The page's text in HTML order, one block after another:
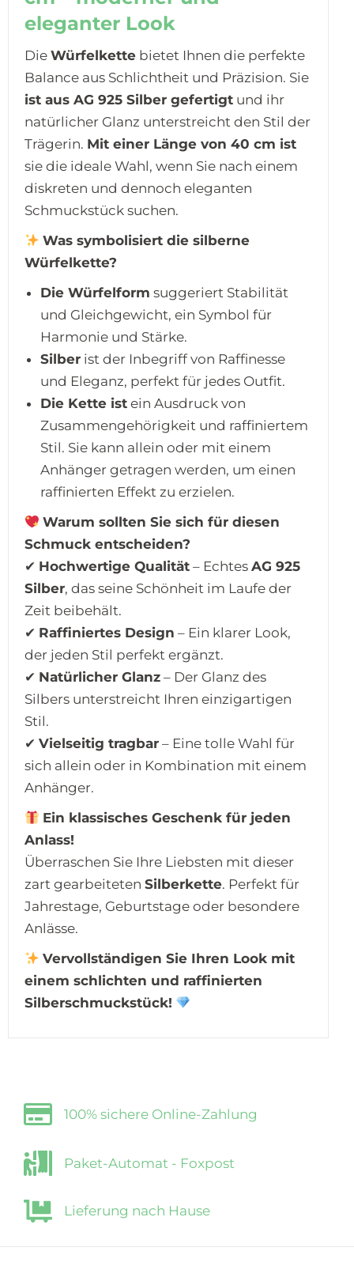
eleganter Look
Die Würfelkette bietet Ihnen die perfekte
Balance aus Schlichtheit und Präzision. Sie
ist aus AG 925 Silber gefertigt und ihr
natürlicher Glanz unterstreicht den Stil der
Trägerin. Mit einer Länge von 40 cm ist
sie die ideale Wahl, wenn Sie nach einem
diskreten und dennoch eleganten
Schmuckstück suchen.
Was symbolisiert die silberne
Würfelkette?
Die Würfelform suggeriert Stabilität
und Gleichgewicht, ein Symbol für
Harmonie und Stärke.
Silber ist der Inbegriff von Raffinesse
und Eleganz, perfekt für jedes Outfit.
Die Kette ist ein Ausdruck von
Zusammengehörigkeit und raffiniertem
Stil. Sie kann allein oder mit einem
Anhänger getragen werden, um einen
raffinierten Effekt zu erzielen.
Warum sollten Sie sich für diesen
Schmuck entscheiden?
✔ Hochwertige Qualität – Echtes AG 925
Silber, das seine Schönheit im Laufe der
Zeit beibehält.
✔ Raffiniertes Design – Ein klarer Look,
der jeden Stil perfekt ergänzt.
✔ Natürlicher Glanz – Der Glanz des
Silbers unterstreicht Ihren einzigartigen
Stil.
✔ Vielseitig tragbar – Eine tolle Wahl für
sich allein oder in Kombination mit einem
Anhänger.
Ein klassisches Geschenk für jeden
Anlass!
Überraschen Sie Ihre Liebsten mit dieser
zart gearbeiteten Silberkette. Perfekt für
Jahrestage, Geburtstage oder besondere
Anlässe.
Vervollständigen Sie Ihren Look mit
einem schlichten und raffinierten
Silberschmuckstück!
100% sichere Online-Zahlung
Paket-Automat - Foxpost
Lieferung nach Hause